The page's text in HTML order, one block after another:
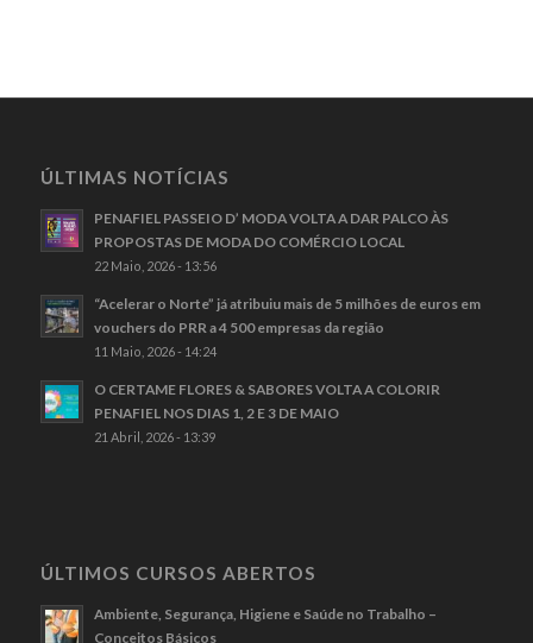
ÚLTIMAS NOTÍCIAS
PENAFIEL PASSEIO D’ MODA VOLTA A DAR PALCO ÀS
PROPOSTAS DE MODA DO COMÉRCIO LOCAL
22 Maio, 2026 - 13:56
“Acelerar o Norte” já atribuiu mais de 5 milhões de euros em
vouchers do PRR a 4 500 empresas da região
11 Maio, 2026 - 14:24
O CERTAME FLORES & SABORES VOLTA A COLORIR
PENAFIEL NOS DIAS 1, 2 E 3 DE MAIO
21 Abril, 2026 - 13:39
ÚLTIMOS CURSOS ABERTOS
Ambiente, Segurança, Higiene e Saúde no Trabalho –
Conceitos Básicos